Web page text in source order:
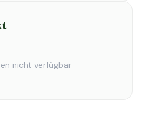
nicht verfügbar